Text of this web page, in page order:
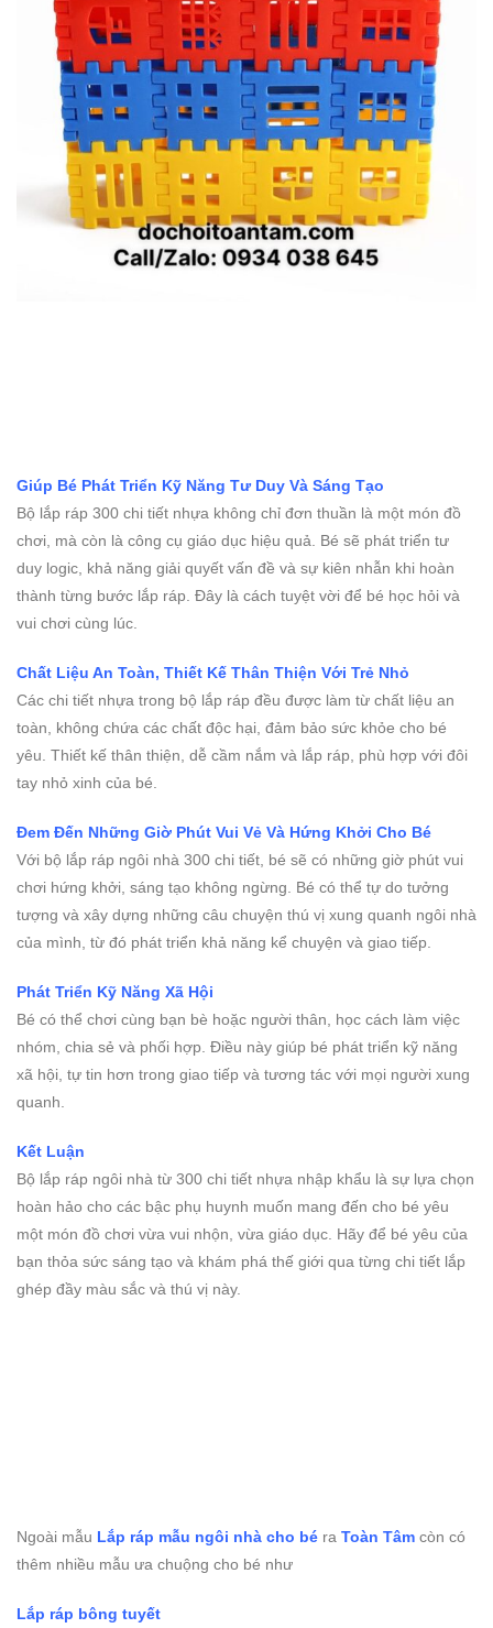
Giúp Bé Phát Triển Kỹ Năng Tư Duy Và Sáng Tạo
Bộ lắp ráp 300 chi tiết nhựa không chỉ đơn thuần là một món đồ
chơi, mà còn là công cụ giáo dục hiệu quả. Bé sẽ phát triển tư
duy logic, khả năng giải quyết vấn đề và sự kiên nhẫn khi hoàn
thành từng bước lắp ráp. Đây là cách tuyệt vời để bé học hỏi và
vui chơi cùng lúc.
Chất Liệu An Toàn, Thiết Kế Thân Thiện Với Trẻ Nhỏ
Các chi tiết nhựa trong bộ lắp ráp đều được làm từ chất liệu an
toàn, không chứa các chất độc hại, đảm bảo sức khỏe cho bé
yêu. Thiết kế thân thiện, dễ cầm nắm và lắp ráp, phù hợp với đôi
tay nhỏ xinh của bé.
Đem Đến Những Giờ Phút Vui Vẻ Và Hứng Khởi Cho Bé
Với bộ lắp ráp ngôi nhà 300 chi tiết, bé sẽ có những giờ phút vui
chơi hứng khởi, sáng tạo không ngừng. Bé có thể tự do tưởng
tượng và xây dựng những câu chuyện thú vị xung quanh ngôi nhà
của mình, từ đó phát triển khả năng kể chuyện và giao tiếp.
Phát Triển Kỹ Năng Xã Hội
Bé có thể chơi cùng bạn bè hoặc người thân, học cách làm việc
nhóm, chia sẻ và phối hợp. Điều này giúp bé phát triển kỹ năng
xã hội, tự tin hơn trong giao tiếp và tương tác với mọi người xung
quanh.
Kết Luận
Bộ lắp ráp ngôi nhà từ 300 chi tiết nhựa nhập khẩu là sự lựa chọn
hoàn hảo cho các bậc phụ huynh muốn mang đến cho bé yêu
một món đồ chơi vừa vui nhộn, vừa giáo dục. Hãy để bé yêu của
bạn thỏa sức sáng tạo và khám phá thế giới qua từng chi tiết lắp
ghép đầy màu sắc và thú vị này.
Ngoài mẫu Lắp ráp mẫu ngôi nhà cho bé ra Toàn Tâm còn có
thêm nhiều mẫu ưa chuộng cho bé như
Lắp ráp bông tuyết